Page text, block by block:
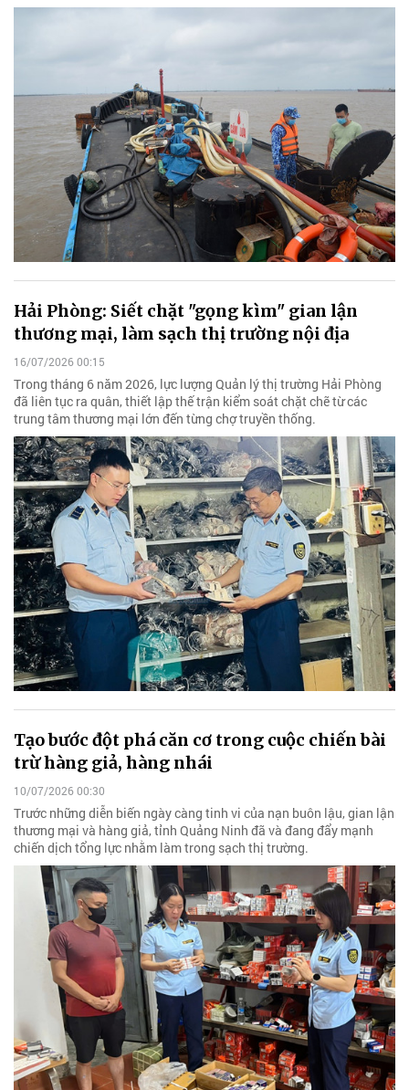
Hải Phòng: Siết chặt "gọng kìm" gian lận
thương mại, làm sạch thị trường nội địa
16/07/2026 00:15
Trong tháng 6 năm 2026, lực lượng Quản lý thị trường Hải Phòng
đã liên tục ra quân, thiết lập thế trận kiểm soát chặt chẽ từ các
trung tâm thương mại lớn đến từng chợ truyền thống.
Tạo bước đột phá căn cơ trong cuộc chiến bài
trừ hàng giả, hàng nhái
10/07/2026 00:30
Trước những diễn biến ngày càng tinh vi của nạn buôn lậu, gian lận
thương mại và hàng giả, tỉnh Quảng Ninh đã và đang đẩy mạnh
chiến dịch tổng lực nhằm làm trong sạch thị trường.